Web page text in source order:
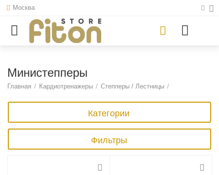
Москва
Министепперы
Главная / Кардиотренажеры / Степперы / Лестницы /
Категории
Фильтры